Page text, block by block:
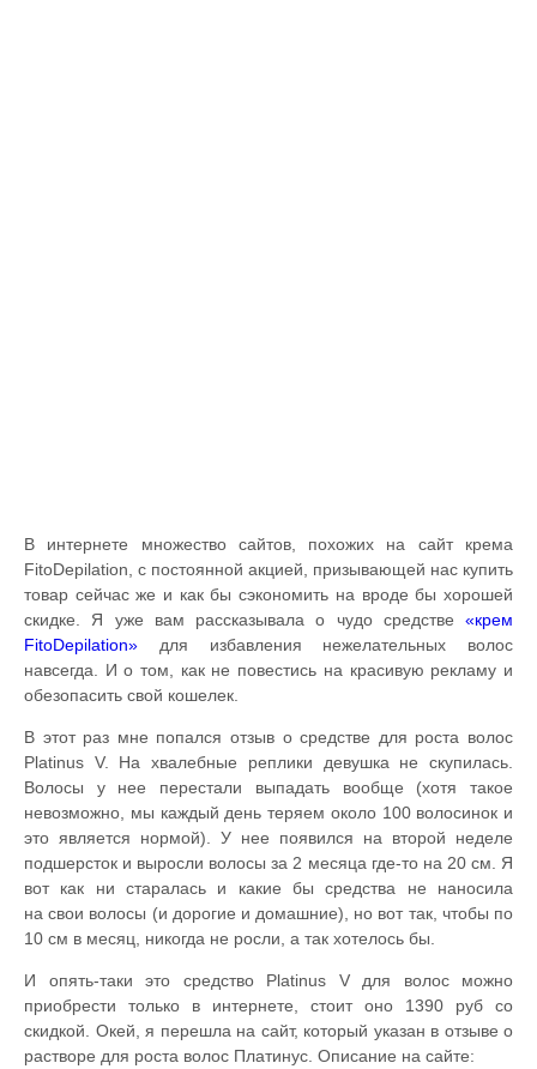
В интернете множество сайтов, похожих на сайт крема
FitoDepilation, с постоянной акцией, призывающей нас купить
товар сейчас же и как бы сэкономить на вроде бы хорошей
скидке. Я уже вам рассказывала о чудо средстве «крем
FitoDepilation» для избавления нежелательных волос
навсегда. И о том, как не повестись на красивую рекламу и
обезопасить свой кошелек.
В этот раз мне попался отзыв о средстве для роста волос
Platinus V. На хвалебные реплики девушка не скупилась.
Волосы у нее перестали выпадать вообще (хотя такое
невозможно, мы каждый день теряем около 100 волосинок и
это является нормой). У нее появился на второй неделе
подшерсток и выросли волосы за 2 месяца где-то на 20 см. Я
вот как ни старалась и какие бы средства не наносила
на свои волосы (и дорогие и домашние), но вот так, чтобы по
10 см в месяц, никогда не росли, а так хотелось бы.
И опять-таки это средство Platinus V для волос можно
приобрести только в интернете, стоит оно 1390 руб со
скидкой. Окей, я перешла на сайт, который указан в отзыве о
растворе для роста волос Платинус. Описание на сайте: